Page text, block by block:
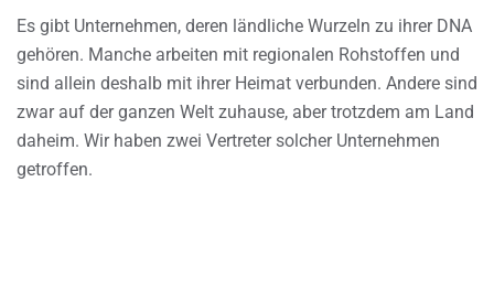
Es gibt Unternehmen, deren ländliche Wurzeln zu ihrer DNA
gehören. Manche arbeiten mit regionalen Rohstoffen und
sind allein deshalb mit ihrer Heimat verbunden. Andere sind
zwar auf der ganzen Welt zuhause, aber trotzdem am Land
daheim. Wir haben zwei Vertreter solcher Unternehmen
getroffen.